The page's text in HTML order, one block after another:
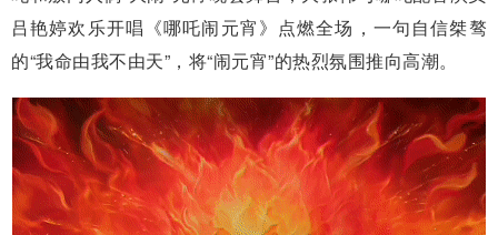
吕艳婷欢乐开唱《哪吒闹元宵》点燃全场，一句自信桀骜
的“我命由我不由天”，将“闹元宵”的热烈氛围推向高潮。